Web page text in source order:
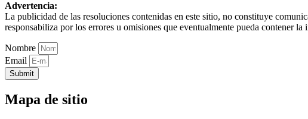
Advertencia:
La publicidad de las resoluciones contenidas en este sitio, no constituye
responsabiliza por los errores u omisiones que eventualmente pueda contener
Nombre
Email
Submit
Mapa de sitio